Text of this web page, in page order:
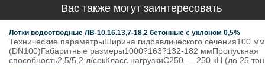
Вас также могут заинтересовать
Лотки водоотводные ЛВ-10.16.13,7-18,2 бетонные с уклоном 0,5%
Технические параметрыШирина гидравлического сечения100 мм
(DN100)Габаритные размеры1000?163?132-182 ммПропускная
способность2,5/5,2 л/секКласс нагрузкиC250 — 250 кН (до 25